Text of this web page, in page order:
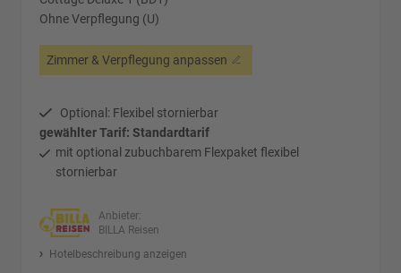
Ohne Verpflegung (U)
Zimmer & Verpflegung anpassen
Optional: Flexibel stornierbar
gewählter Tarif: Standardtarif
mit optional zubuchbarem Flexpaket flexibel
stornierbar
Anbieter:
BILLA Reisen
Hotelbeschreibung anzeigen